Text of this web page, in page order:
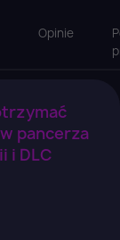
Opinie
pancerza
i DLC